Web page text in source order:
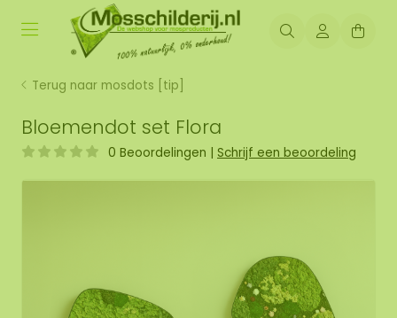
Terug naar mosdots [tip]
Bloemendot set Flora
0 Beoordelingen | Schrijf een beoordeling